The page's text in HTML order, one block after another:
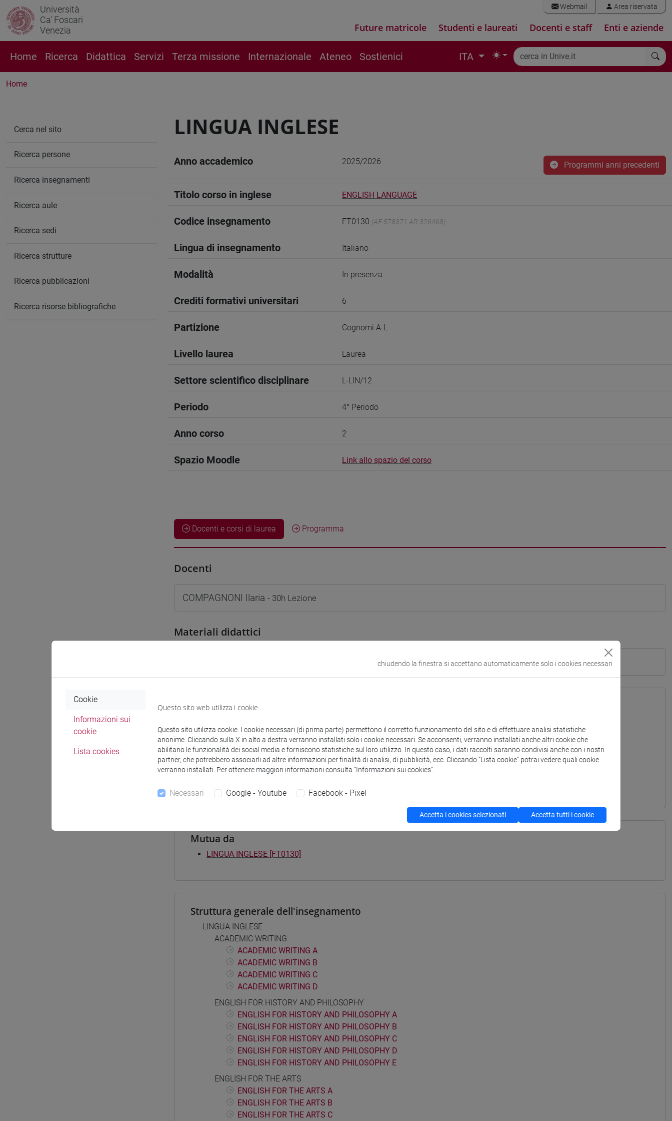
Università
Ca' Foscari
Venezia
Webmail Area riservata
Future matricole Studenti e laureati Docenti e staff Enti e aziende
Home Ricerca Didattica Servizi Terza missione Internazionale Ateneo Sostienici ITA
Home
LINGUA INGLESE
Anno accademico 2025/2026 Programmi anni precedenti
Titolo corso in inglese ENGLISH LANGUAGE
Codice insegnamento FT0130 (AF:578371 AR:326468)
Lingua di insegnamento Italiano
Modalità In presenza
Crediti formativi universitari 6
Partizione Cognomi A-L
Livello laurea Laurea
Settore scientifico disciplinare L-LIN/12
Periodo 4° Periodo
Anno corso 2
Spazio Moodle Link allo spazio del corso
Docenti e corsi di laurea Programma
Docenti
COMPAGNONI Ilaria - 30h Lezione
Materiali didattici
Corsi di studio e percorsi
filosofia/filosofia e scienze umane/ filosofia e storia
[FTR3] LETTERE - Laurea
percorso comune
[FTR5] STORIA - Laurea
Mutua da
LINGUA INGLESE [FT0130]
Struttura generale dell'insegnamento
LINGUA INGLESE
ACADEMIC WRITING
ACADEMIC WRITING A
ACADEMIC WRITING B
ACADEMIC WRITING C
ACADEMIC WRITING D
ENGLISH FOR HISTORY AND PHILOSOPHY
ENGLISH FOR HISTORY AND PHILOSOPHY A
ENGLISH FOR HISTORY AND PHILOSOPHY B
ENGLISH FOR HISTORY AND PHILOSOPHY C
ENGLISH FOR HISTORY AND PHILOSOPHY D
ENGLISH FOR HISTORY AND PHILOSOPHY E
ENGLISH FOR THE ARTS
ENGLISH FOR THE ARTS A
ENGLISH FOR THE ARTS B
ENGLISH FOR THE ARTS C
Cerca nel sito
Ricerca persone
Ricerca insegnamenti
Ricerca aule
Ricerca sedi
Ricerca strutture
Ricerca pubblicazioni
Ricerca risorse bibliografiche
chiudendo la finestra si accettano automaticamente solo i cookies necessari
Cookie
Informazioni sui
cookie
Lista cookies
Questo sito web utilizza i cookie
Questo sito utilizza cookie. I cookie necessari (di prima parte) permettono il corretto funzionamento del sito e di effettuare analisi statistiche
anonime. Cliccando sulla X in alto a destra verranno installati solo i cookie necessari. Se acconsenti, verranno installati anche altri cookie che
abilitano le funzionalità dei social media e forniscono statistiche sul loro utilizzo. In questo caso, i dati raccolti saranno condivisi anche con i nostri
partner, che potrebbero associarli ad altre informazioni per finalità di analisi, di pubblicità, ecc. Cliccando “Lista cookie” potrai vedere quali cookie
verranno installati. Per ottenere maggiori informazioni consulta “Informazioni sui cookies”.
Necessari Google - Youtube Facebook - Pixel
Accetta i cookies selezionati Accetta tutti i cookie